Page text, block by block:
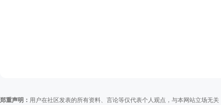
郑重声明： 用户在社区发表的所有资料、言论等仅代表个人观点，与本网站立场无